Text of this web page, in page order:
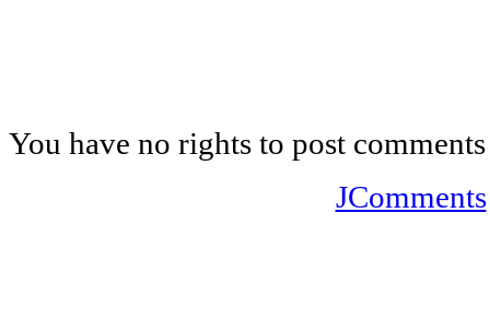
You have no rights to post comments
JComments